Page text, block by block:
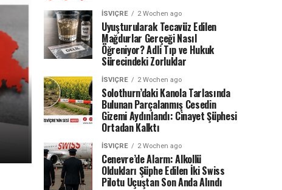
İSVIÇRE 2 Wochen ago
Uyuşturularak Tecavüz Edilen
Mağdurlar Gerçeği Nasıl
Öğreniyor? Adli Tıp ve Hukuk
Sürecindeki Zorluklar
İSVIÇRE 2 Wochen ago
Solothurn’daki Kanola Tarlasında
Bulunan Parçalanmış Cesedin
Gizemi Aydınlandı: Cinayet Şüphesi
Ortadan Kalktı
İSVIÇRE 2 Wochen ago
Cenevre’de Alarm: Alkollü
Oldukları Şüphe Edilen İki Swiss
Pilotu Uçuştan Son Anda Alındı